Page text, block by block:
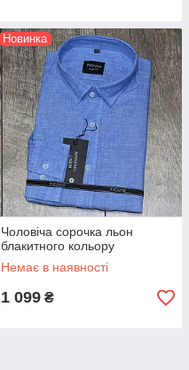
Новинка
Чоловіча сорочка льон
блакитного кольору
Немає в наявності
1 099 ₴